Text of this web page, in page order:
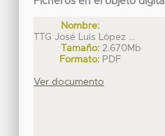
Nombre:
TTG José Luis López ...
Tamaño: 2.670Mb
Formato: PDF
Ver documento